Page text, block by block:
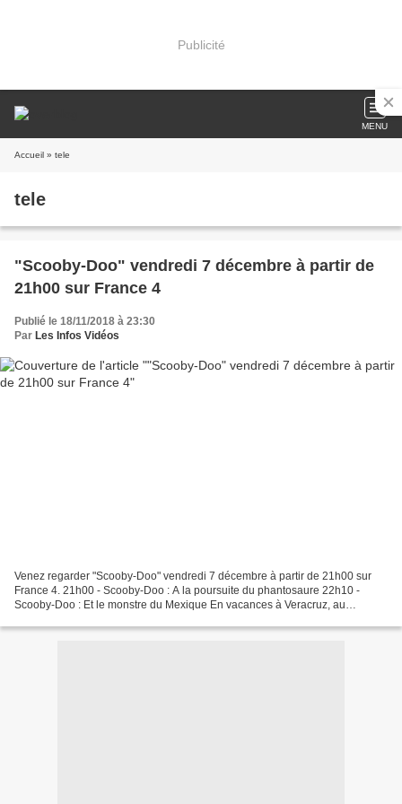
Publicité
MENU
Accueil » tele
tele
"Scooby-Doo" vendredi 7 décembre à partir de
21h00 sur France 4
Publié le 18/11/2018 à 23:30
Par Les Infos Vidéos
Venez regarder "Scooby-Doo" vendredi 7 décembre à partir de 21h00 sur
France 4. 21h00 - Scooby-Doo : A la poursuite du phantosaure 22h10 -
Scooby-Doo : Et le monstre du Mexique En vacances à Veracruz, au